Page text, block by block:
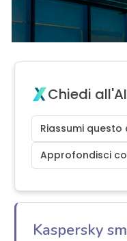
Chiedi all'AI
Riassumi
Approfondisci
Kaspersky